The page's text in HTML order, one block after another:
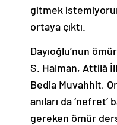
gitmek
ortaya çıktı.
Dayıoğlu’nun
S. Halman, Attilâ
Bedia Muvahhit,
anıları da
gereken ömür